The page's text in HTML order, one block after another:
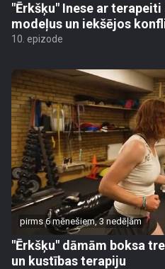
"Ērkšķu" Inese ar
modeļus un iekšējos
10. epizode
pirms 6 mēnešiem, 3 nedēļām
"Ērkšķu" dāmām boksa
un kustības terapiju